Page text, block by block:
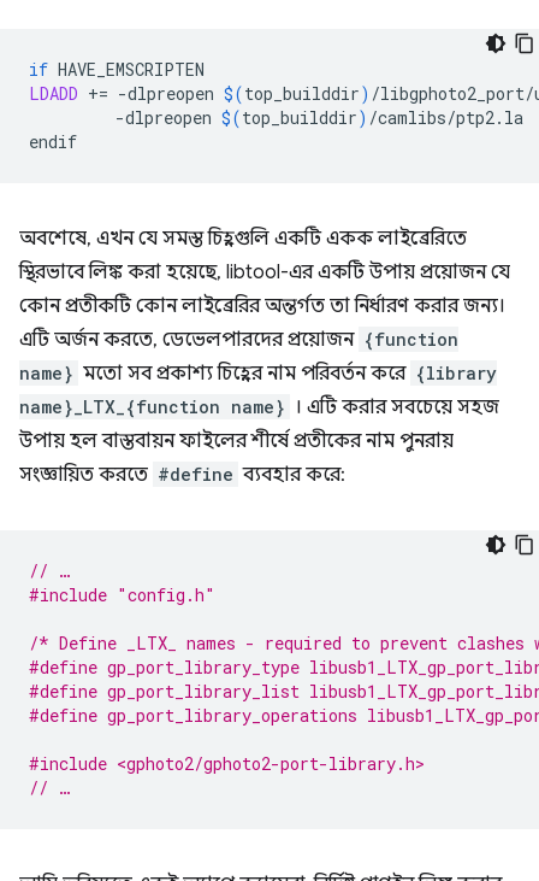
if
LDADD += -dlpreopen $(top_builddir) /libgphoto2_port/
-dlpreopen $(top_builddir) /camlibs/ptp2.la
অবশেষে, এখন যে সমস্ত চিহ্নগুলি একটি একক লাইব্রেরিতে
স্থিরভাবে লিঙ্ক করা হয়েছে, libtool-এর একটি উপায় প্রয়োজন যে
কোন প্রতীকটি কোন লাইব্রেরির অন্তর্গত তা নির্ধারণ করার জন্য।
এটি অর্জন করতে, ডেভেলপারদের প্রয়োজন {function
name} মতো সব প্রকাশ্য চিহ্নের নাম পরিবর্তন করে {library
name}_LTX_{function name} । এটি করার সবচেয়ে সহজ
উপায় হল বাস্তবায়ন ফাইলের শীর্ষে প্রতীকের নাম পুনরায়
সংজ্ঞায়িত করতে #define ব্যবহার করে:
// …
#include "config.h"
/* Define _LTX_ names - required to prevent
#define gp_port_library_type
#define gp_port_library_list
#define gp_port_library_operations
#include <gphoto2/gphoto2-port-library.h>
// …